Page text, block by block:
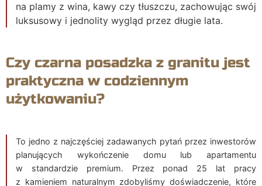
na plamy z wina, kawy czy tłuszczu, zachowując swój
luksusowy i jednolity wygląd przez długie lata.
Czy czarna posadzka z granitu jest
praktyczna w codziennym
użytkowaniu?
To jedno z najczęściej zadawanych pytań przez inwestorów
planujących wykończenie domu lub apartamentu
w standardzie premium. Przez ponad 25 lat pracy
z kamieniem naturalnym zdobyliśmy doświadczenie, które